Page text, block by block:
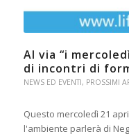
Al via “i
di incontri di
NEWS ED EVENTI, PROSSIMI
Questo mercoledì 21
l'ambiente parlerà di